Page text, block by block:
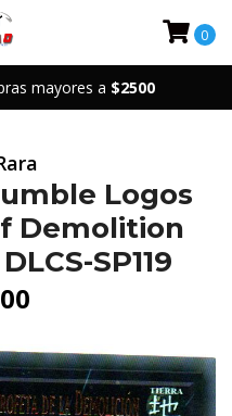
mayores a $2500
0
Logos
Demolition
SP119